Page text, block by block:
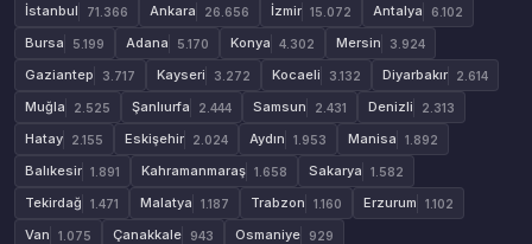
İstanbul
71.366 Ankara 26.656 İzmir 15.072 Antalya 6.102
Bursa 5.199 Adana 5.170 Konya 4.302 Mersin 3.924
Gaziantep 3.717 Kayseri 3.272 Kocaeli 3.132 Diyarbakır 2.614
Muğla 2.525 Şanlıurfa 2.444 Samsun 2.431 Denizli 2.313
Hatay 2.155 Eskişehir 2.024 Aydın 1.953 Manisa 1.892
Balıkesir 1.891 Kahramanmaraş 1.658 Sakarya 1.582
Tekirdağ 1.471 Malatya 1.187 Trabzon 1.160 Erzurum 1.102
Van 1.075 Çanakkale 943 Osmaniye 929